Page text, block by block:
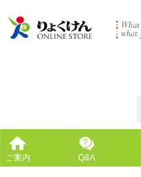
ご案内 Q&A